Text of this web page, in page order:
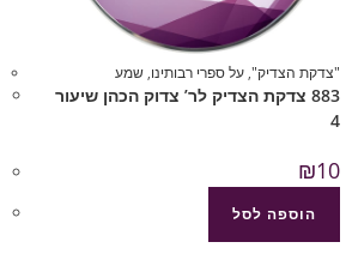
"צדקת הצדיק", על ספרי רבותינו, שמע
883 צדקת הצדיק לר’ צדוק הכהן שיעור
4
₪10
הוספה לסל